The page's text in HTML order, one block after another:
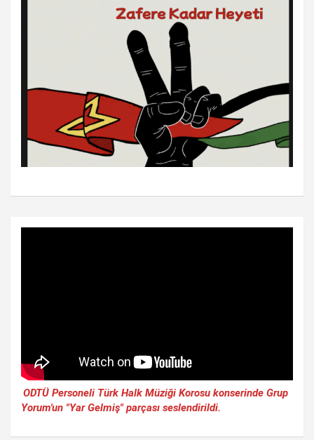
ODTÜ Personeli Türk Halk Müziği Korosu konserinde Grup
Yorum'un "Yar Gelmiş" parçası seslendirildi.